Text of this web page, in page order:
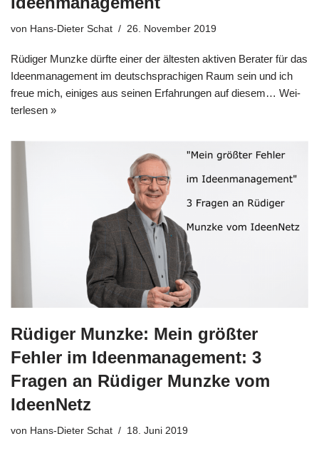
von Hans-Dieter Schat 26. November 2019
Rüdi­ger Munz­ke dürf­te einer der älte­sten akti­ven Bera­ter für das
Ideen­ma­nage­ment im deutsch­spra­chi­gen Raum sein und ich
freue mich, eini­ges aus sei­nen Erfah­run­gen auf die­sem… Wei­
ter­le­sen »
Rüdiger Munzke: Mein größter
Fehler im Ideenmanagement: 3
Fragen an Rüdiger Munzke vom
IdeenNetz
von Hans-Dieter Schat 18. Juni 2019